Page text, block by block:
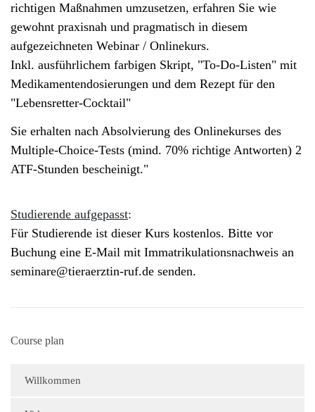
richtigen Maßnahmen umzusetzen, erfahren Sie wie
gewohnt praxisnah und pragmatisch in diesem
aufgezeichneten Webinar / Onlinekurs.
Inkl. ausführlichem farbigen Skript, "To-Do-Listen" mit
Medikamentendosierungen und dem Rezept für den
"Lebensretter-Cocktail"
Sie erhalten nach Absolvierung des Onlinekurses des
Multiple-Choice-Tests (mind. 70% richtige Antworten) 2
ATF-Stunden bescheinigt."
Studierende aufgepasst:
Für Studierende ist dieser Kurs kostenlos. Bitte vor
Buchung eine E-Mail mit Immatrikulationsnachweis an
seminare@tieraerztin-ruf.de senden.
Course plan
Willkommen